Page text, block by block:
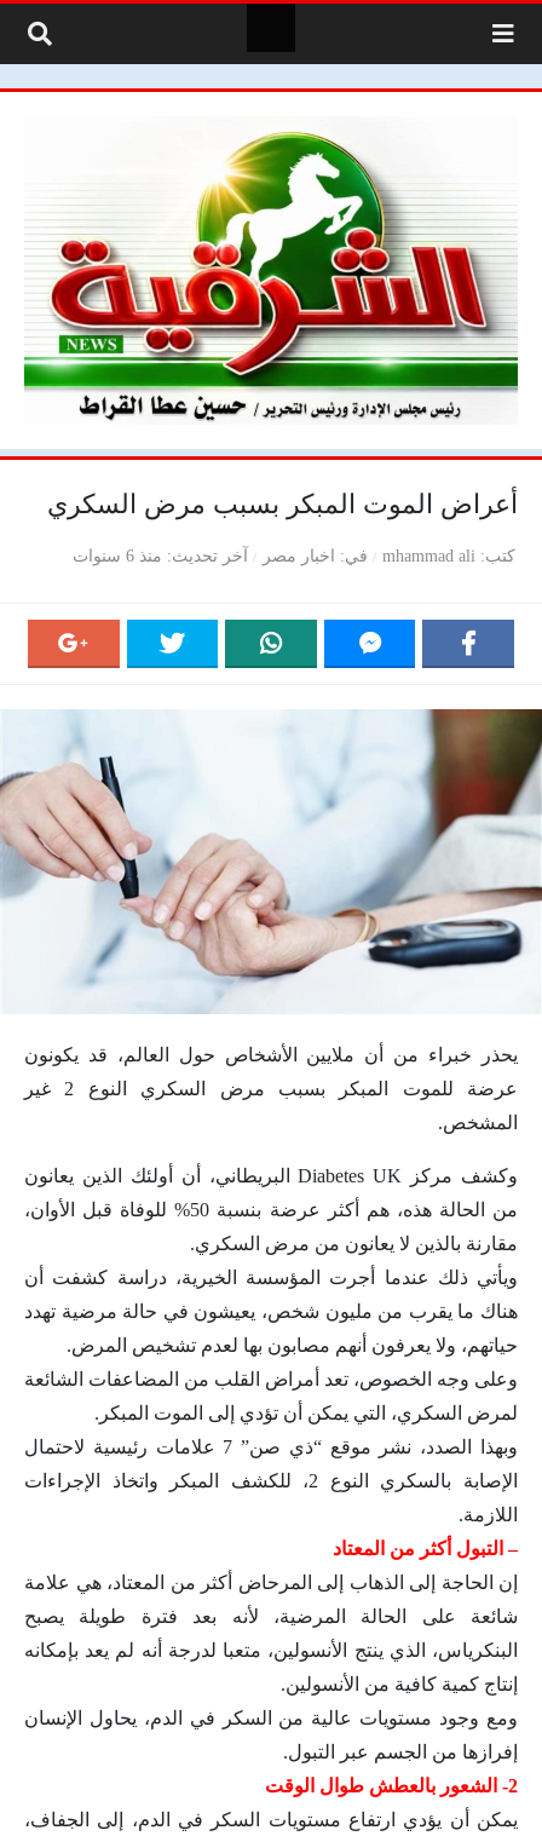
أعراض الموت المبكر بسبب مرض السكري
كتب mhammad ali في اخبار مصر آخر تحديث منذ 6 سنوات
يحذر خبراء من أن ملايين الأشخاص حول العالم، قد يكونون
عرضة للموت المبكر بسبب مرض السكري النوع 2 غير
المشخص.
وكشف مركز Diabetes UK البريطاني، أن أولئك الذين يعانون
من الحالة هذه، هم أكثر عرضة بنسبة 50% للوفاة قبل الأوان،
مقارنة بالذين لا يعانون من مرض السكري.
ويأتي ذلك عندما أجرت المؤسسة الخيرية، دراسة كشفت أن
هناك ما يقرب من مليون شخص، يعيشون في حالة مرضية تهدد
حياتهم، ولا يعرفون أنهم مصابون بها لعدم تشخيص المرض.
وعلى وجه الخصوص، تعد أمراض القلب من المضاعفات الشائعة
لمرض السكري، التي يمكن أن تؤدي إلى الموت المبكر.
وبهذا الصدد، نشر موقع “ذي صن” 7 علامات رئيسية لاحتمال
الإصابة بالسكري النوع 2، للكشف المبكر واتخاذ الإجراءات
اللازمة.
– التبول أكثر من المعتاد
إن الحاجة إلى الذهاب إلى المرحاض أكثر من المعتاد، هي علامة
شائعة على الحالة المرضية، لأنه بعد فترة طويلة يصبح
البنكرياس، الذي ينتج الأنسولين، متعبا لدرجة أنه لم يعد بإمكانه
إنتاج كمية كافية من الأنسولين.
ومع وجود مستويات عالية من السكر في الدم، يحاول الإنسان
إفرازها من الجسم عبر التبول.
2- الشعور بالعطش طوال الوقت
يمكن أن يؤدي ارتفاع مستويات السكر في الدم، إلى الجفاف،